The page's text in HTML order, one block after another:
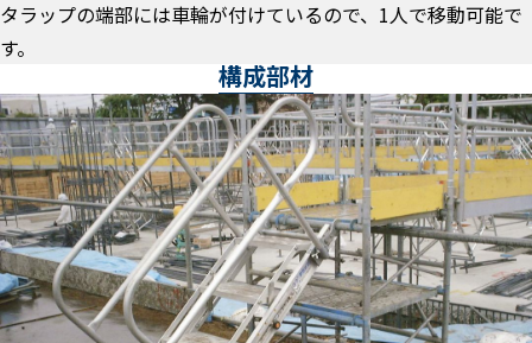
タラップの端部には車輪が付けているので、1人で移動可能で
す。
構成部材